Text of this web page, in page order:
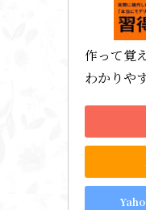
作って覚
わかりや